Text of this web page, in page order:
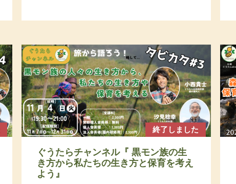
終了しました
ぐうたらチャンネル『 黒モン族の生
き方から私たちの生き方と保育を考え
よう』